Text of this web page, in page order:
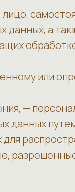
данных, а
или
—
данных